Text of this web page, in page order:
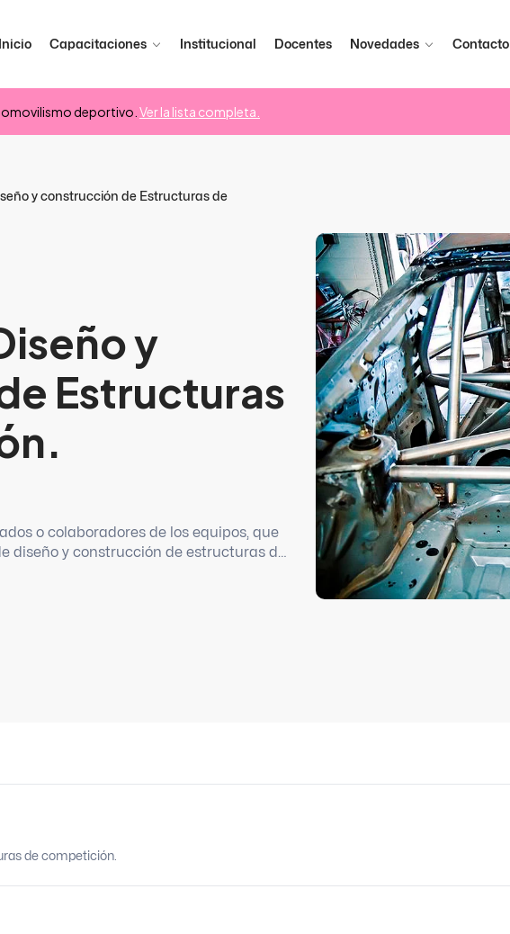
Inicio Capacitaciones Institucional Docentes Novedades Contacto
deportivo. Ver la lista completa.
y construcción de Estructuras de
y
Estructuras
o colaboradores de los equipos, que
diseño y construcción de estructuras de
y componentes de chasis.
de competición.